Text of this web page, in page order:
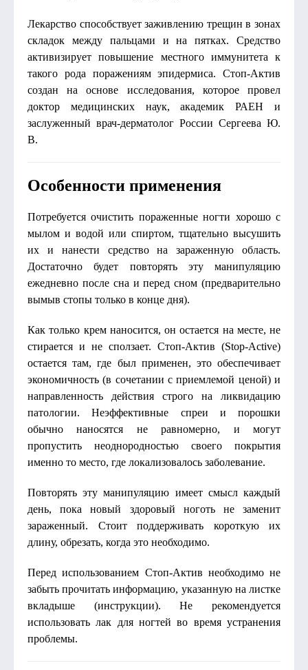
Лекарство способствует заживлению трещин в зонах
складок между пальцами и на пятках. Средство
активизирует повышение местного иммунитета к
такого рода поражениям эпидермиса. Стоп-Актив
создан на основе исследования, которое провел
доктор медицинских наук, академик РАЕН и
заслуженный врач-дерматолог России Сергеева Ю.
В.
Особенности применения
Потребуется очистить пораженные ногти хорошо с
мылом и водой или спиртом, тщательно высушить
их и нанести средство на зараженную область.
Достаточно будет повторять эту манипуляцию
ежедневно после сна и перед сном (предварительно
вымыв стопы только в конце дня).
Как только крем наносится, он остается на месте, не
стирается и не сползает. Стоп-Актив (Stop-Active)
остается там, где был применен, это обеспечивает
экономичность (в сочетании с приемлемой ценой) и
направленность действия строго на ликвидацию
патологии. Неэффективные спреи и порошки
обычно наносятся не равномерно, и могут
пропустить неоднородностью своего покрытия
именно то место, где локализовалось заболевание.
Повторять эту манипуляцию имеет смысл каждый
день, пока новый здоровый ноготь не заменит
зараженный. Стоит поддерживать короткую их
длину, обрезать, когда это необходимо.
Перед использованием Стоп-Актив необходимо не
забыть прочитать информацию, указанную на листке
вкладыше (инструкции). Не рекомендуется
использовать лак для ногтей во время устранения
проблемы.